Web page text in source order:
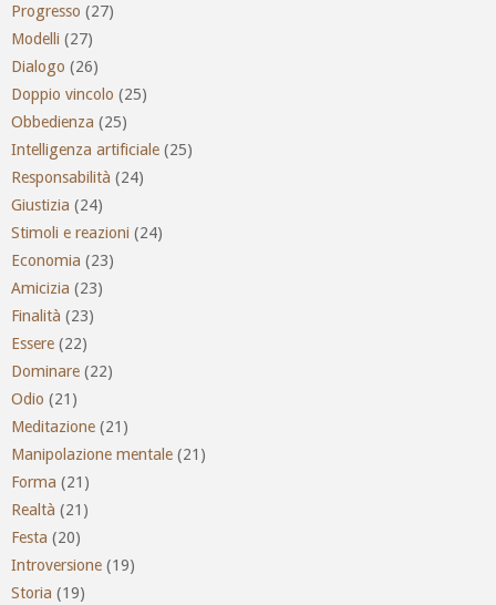
Progresso (27)
Modelli (27)
Dialogo (26)
Doppio vincolo (25)
Obbedienza (25)
Intelligenza artificiale (25)
Responsabilità (24)
Giustizia (24)
Stimoli e reazioni (24)
Economia (23)
Amicizia (23)
Finalità (23)
Essere (22)
Dominare (22)
Odio (21)
Meditazione (21)
Manipolazione mentale (21)
Forma (21)
Realtà (21)
Festa (20)
Introversione (19)
Storia (19)